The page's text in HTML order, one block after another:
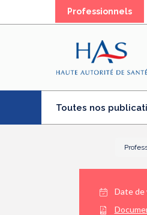
Professionnels
Toutes nos
Date de